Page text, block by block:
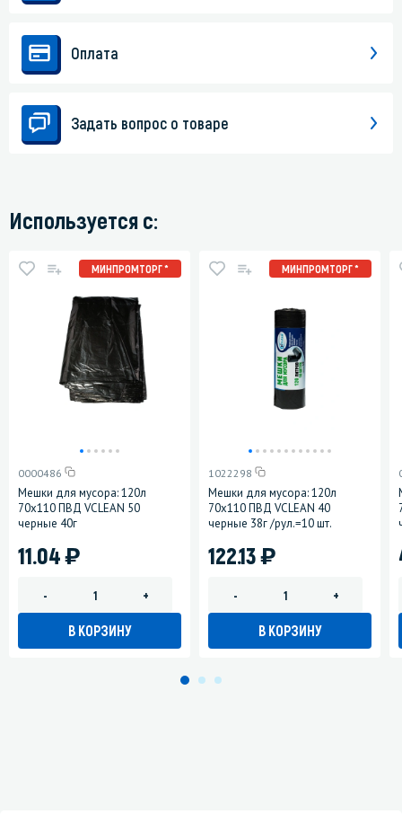
Оплата
Задать вопрос о товаре
Используется с:
МИНПРОМТОРГ *
0000486
Мешки для мусора: 120л
70х110 ПВД VCLEAN 50
черные 40г
11.04)
- +
В КОРЗИНУ
МИНПРОМТОРГ *
1022298
Мешки для мусора: 120л
70х110 ПВД VCLEAN 40
черные 38г /рул.=10 шт.
122.13)
- +
В КОРЗИНУ